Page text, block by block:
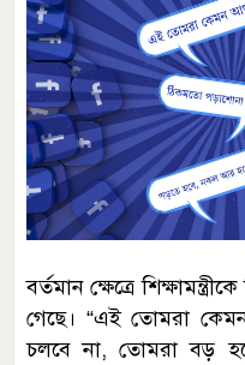
বর্তমান ক্ষেত্রে
গেছে। “এই তোমরা
চলবে না, তোমরা বড়